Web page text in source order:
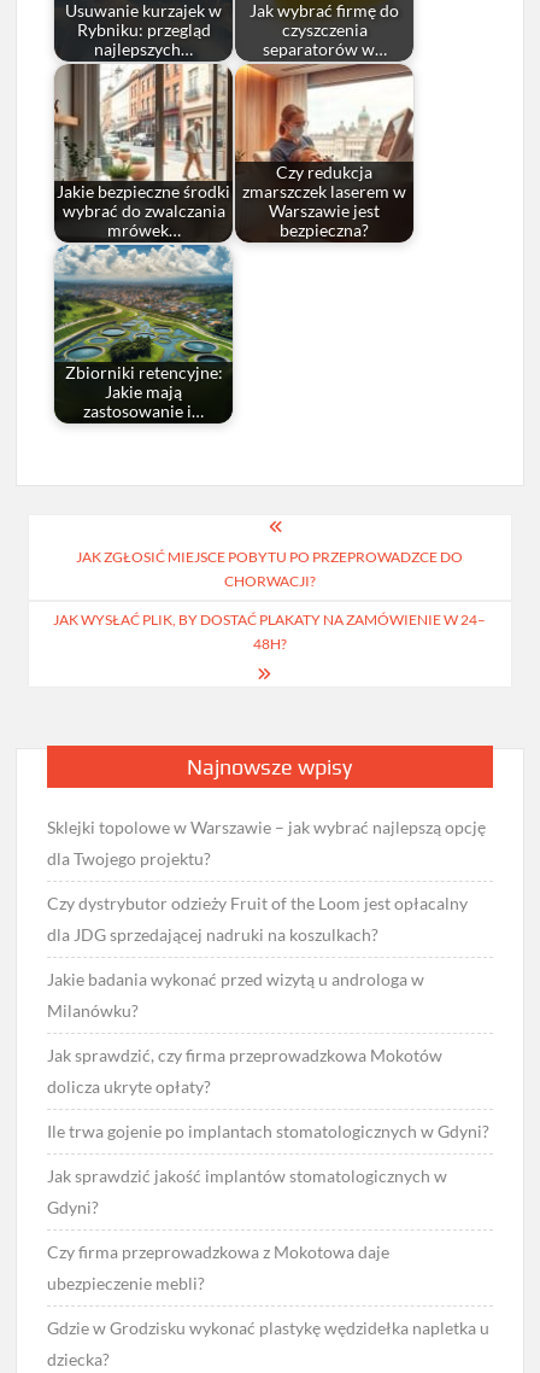
Usuwanie kurzajek w
Rybniku: przegląd
najlepszych…
Jak wybrać firmę do
czyszczenia
separatorów w…
Jakie bezpieczne środki
wybrać do zwalczania
mrówek…
Czy redukcja
zmarszczek laserem w
Warszawie jest
bezpieczna?
Zbiorniki retencyjne:
Jakie mają
zastosowanie i…
wpisuJAK ZGŁOSIĆ MIEJSCE POBYTU PO PRZEPROWADZCE DO
CHORWACJI?
JAK WYSŁAĆ PLIK, BY DOSTAĆ PLAKATY NA ZAMÓWIENIE W 24–
48H?
Najnowsze wpisy
Sklejki topolowe w Warszawie – jak wybrać najlepszą opcję
dla Twojego projektu?
Czy dystrybutor odzieży Fruit of the Loom jest opłacalny
dla JDG sprzedającej nadruki na koszulkach?
Jakie badania wykonać przed wizytą u androloga w
Milanówku?
Jak sprawdzić, czy firma przeprowadzkowa Mokotów
dolicza ukryte opłaty?
Ile trwa gojenie po implantach stomatologicznych w Gdyni?
Jak sprawdzić jakość implantów stomatologicznych w
Gdyni?
Czy firma przeprowadzkowa z Mokotowa daje
ubezpieczenie mebli?
Gdzie w Grodzisku wykonać plastykę wędzidełka napletka u
dziecka?